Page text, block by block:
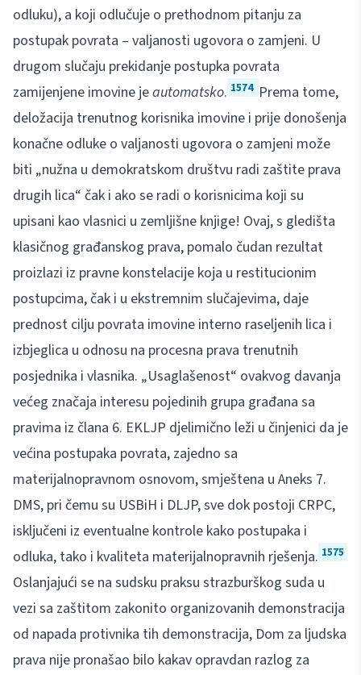
odluku), a koji odlučuje o prethodnom pitanju za
postupak povrata – valjanosti ugovora o zamjeni. U
drugom slučaju prekidanje postupka povrata
zamijenjene imovine jeautomatsko. 1574 Prema tome,
deložacija trenutnog korisnika imovine i prije donošenja
konačne odluke o valjanosti ugovora o zamjeni može
biti „nužna u demokratskom društvu radi zaštite prava
drugih lica“ čak i ako se radi o korisnicima koji su
upisani kao vlasnici u zemljišne knjige! Ovaj, s gledišta
klasičnog građanskog prava, pomalo čudan rezultat
proizlazi iz pravne konstelacije koja u restitucionim
postupcima, čak i u ekstremnim slučajevima, daje
prednost cilju povrata imovine interno raseljenih lica i
izbjeglica u odnosu na procesna prava trenutnih
posjednika i vlasnika. „Usaglašenost“ ovakvog davanja
većeg značaja interesu pojedinih grupa građana sa
pravima iz člana 6. EKLJP djelimično leži u činjenici da je
većina postupaka povrata, zajedno sa
materijalnopravnom osnovom, smještena u Aneks 7.
DMS, pri čemu su USBiH i DLJP, sve dok postoji CRPC,
isključeni iz eventualne kontrole kako postupaka i
odluka, tako i kvaliteta materijalnopravnih rješenja. 1575
Oslanjajući se na sudsku praksu strazburškog suda u
vezi sa zaštitom zakonito organizovanih demonstracija
od napada protivnika tih demonstracija, Dom za ljudska
prava nije pronašao bilo kakav opravdan razlog za